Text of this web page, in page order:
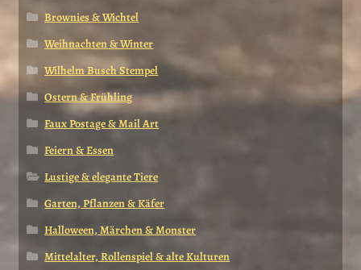
Brownies & Wichtel
Weihnachten & Winter
Wilhelm Busch Stempel
Ostern & Frühling
Faux Postage & Mail Art
Feiern & Essen
Lustige & elegante Tiere
Garten, Pflanzen & Käfer
Halloween, Märchen & Monster
Mittelalter, Rollenspiel & alte Kulturen